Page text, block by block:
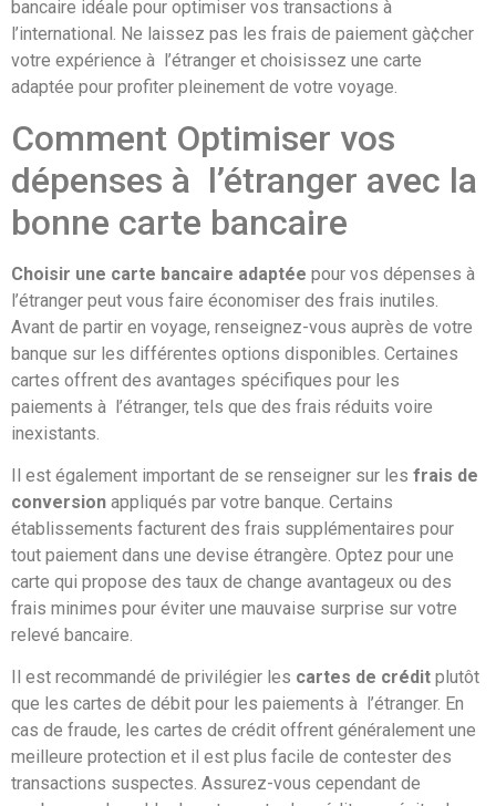
bancaire idéale pour optimiser vos transactions à
l’international. Ne laissez pas les frais de paiement gà¢cher
votre expérience à l’étranger et choisissez une carte
adaptée pour profiter pleinement de votre voyage.
Comment Optimiser vos
dépenses à l’étranger avec la
bonne carte bancaire
Choisir une carte bancaire adaptée pour vos dépenses à
l’étranger peut vous faire économiser des frais inutiles.
Avant de partir en voyage, renseignez-vous auprès de votre
banque sur les différentes options disponibles. Certaines
cartes offrent des avantages spécifiques pour les
paiements à l’étranger, tels que des frais réduits voire
inexistants.
Il est également important de se renseigner sur les frais de
conversion appliqués par votre banque. Certains
établissements facturent des frais supplémentaires pour
tout paiement dans une devise étrangère. Optez pour une
carte qui propose des taux de change avantageux ou des
frais minimes pour éviter une mauvaise surprise sur votre
relevé bancaire.
Il est recommandé de privilégier les cartes de crédit plutôt
que les cartes de débit pour les paiements à l’étranger. En
cas de fraude, les cartes de crédit offrent généralement une
meilleure protection et il est plus facile de contester des
transactions suspectes. Assurez-vous cependant de